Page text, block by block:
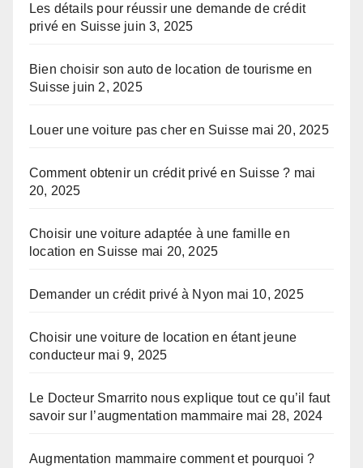
Les détails pour réussir une demande de crédit
privé en Suisse juin 3, 2025
Bien choisir son auto de location de tourisme en
Suisse juin 2, 2025
Louer une voiture pas cher en Suisse mai 20, 2025
Comment obtenir un crédit privé en Suisse ? mai
20, 2025
Choisir une voiture adaptée à une famille en
location en Suisse mai 20, 2025
Demander un crédit privé à Nyon mai 10, 2025
Choisir une voiture de location en étant jeune
conducteur mai 9, 2025
Le Docteur Smarrito nous explique tout ce qu’il faut
savoir sur l’augmentation mammaire mai 28, 2024
Augmentation mammaire comment et pourquoi ?